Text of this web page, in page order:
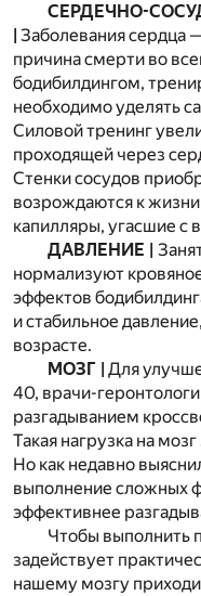
СЕРДЕЧНО-
Заболевания сердца
причина смерти во
бодибилдингом,
необходимо уделять
Силовой тренинг
проходящей через
Стенки сосудов
возрождаются к
капилляры, угасшие с
ДАВЛЕНИЕ |
нормализуют
эффектов
и стабильное
возрасте.
МОЗГ | Для
40, врачи-
разгадыванием
Такая нагрузка на
Но как недавно
выполнение сложных
эффективнее
Чтобы выполнить
задействует
нашему мозгу